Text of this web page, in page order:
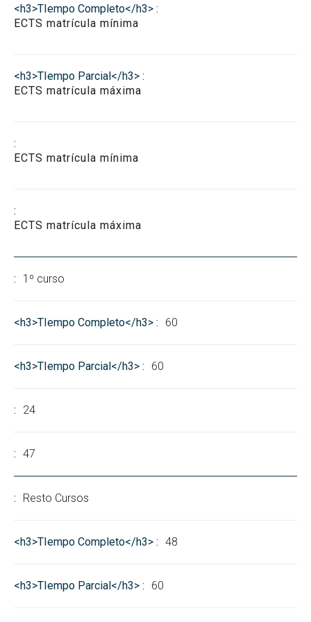
GREI
ECTS matrícula mínima
ECTS matrícula máxima
ECTS matrícula mínima
ECTS matrícula máxima
1º curso
60
60
24
47
Resto Cursos
48
60